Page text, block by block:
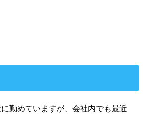
勤めていますが、会社内でも最近